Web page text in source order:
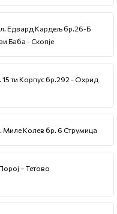
Едвард Кардељ бр.26-Б
Баба - Скопје
15 ти Корпус бр.292 - Охрид
Миле Колев бр. 6 Струмица
– Тетово